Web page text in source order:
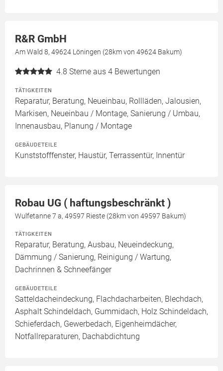
R&R GmbH
Am Wald 8, 49624 Löningen (28km von 49624 Bakum)
4.8 Sterne aus 4 Bewertungen
TÄTIGKEITEN
Reparatur, Beratung, Neueinbau, Rollläden, Jalousien,
Markisen, Neueinbau / Montage, Sanierung / Umbau,
Innenausbau, Planung / Montage
GEBÄUDETEILE
Kunststofffenster, Haustür, Terrassentür, Innentür
Robau UG ( haftungsbeschränkt )
Wulfetanne 7 a, 49597 Rieste (28km von 49597 Bakum)
TÄTIGKEITEN
Reparatur, Beratung, Ausbau, Neueindeckung,
Dämmung / Sanierung, Reinigung / Wartung,
Dachrinnen & Schneefänger
GEBÄUDETEILE
Satteldacheindeckung, Flachdacharbeiten, Blechdach,
Asphalt Schindeldach, Gummidach, Holz Schindeldach,
Schieferdach, Gewerbedach, Eigenheimdächer,
Notfallreparaturen, Dachabdichtung